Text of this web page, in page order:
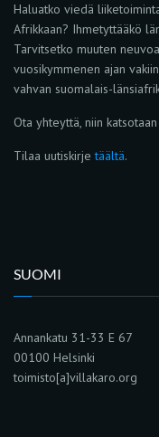
Haluatko viedä
Afrikkaan? Ihmetyttääkö
Tarvitsetko muuten
vuosikymmenen ajan
vahvan suomalais-
Ota yhteyttä, niin
Tilaa uutiskirjetäältä.
SUOMI
Annankatu 31-33 E 67
00100 Helsinki
toimisto[a]villakaro.org